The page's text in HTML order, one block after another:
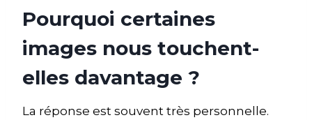
Pourquoi certaines
images nous touchent-
elles davantage ?
La réponse est souvent très personnelle.